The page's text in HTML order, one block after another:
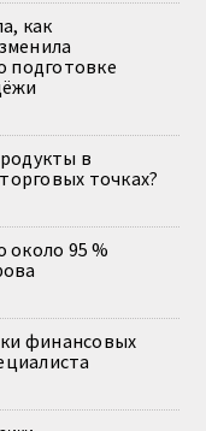
как
подготовке
в
точках?
около 95 %
финансовых